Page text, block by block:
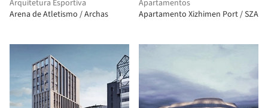
Arquitetura Esportiva
Arena de Atletismo / Archas
Apartamentos
Apartamento Xizhimen Port / SZA